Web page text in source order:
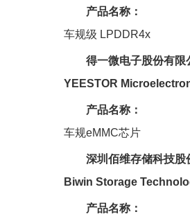
产品名称：
车规级 LPDDR4x
得一微电子股份有限
YEESTOR
产品名称：
车规eMMC芯片
深圳佰维存储科技股
Biwin Storage
产品名称：